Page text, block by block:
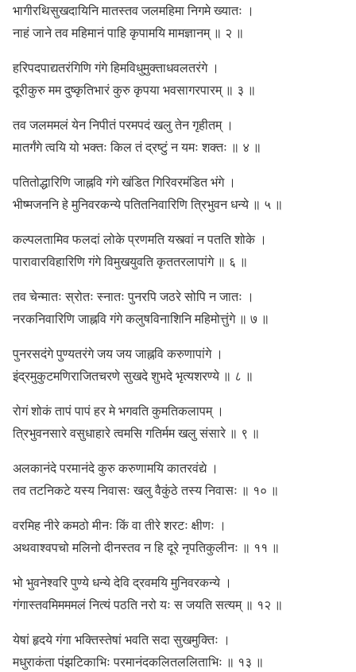
भागीरथिसुखदायिनि मातस्तव जलमहिमा निगमे ख्यातः ।
नाहं जाने तव महिमानं पाहि कृपामयि मामज्ञानम् ॥ २ ॥
हरिपदपाद्यतरंगिणि गंगे हिमविधुमुक्ताधवलतरंगे ।
दूरीकुरु मम दुष्कृतिभारं कुरु कृपया भवसागरपारम् ॥ ३ ॥
तव जलममलं येन निपीतं परमपदं खलु तेन गृहीतम् ।
मातर्गंगे त्वयि यो भक्तः किल तं द्रष्टुं न यमः शक्तः ॥ ४ ॥
पतितोद्धारिणि जाह्नवि गंगे खंडित गिरिवरमंडित भंगे ।
भीष्मजननि हे मुनिवरकन्ये पतितनिवारिणि त्रिभुवन धन्ये ॥ ५ ॥
कल्पलतामिव फलदां लोके प्रणमति यस्त्वां न पतति शोके ।
पारावारविहारिणि गंगे विमुखयुवति कृततरलापांगे ॥ ६ ॥
तव चेन्मातः स्रोतः स्नातः पुनरपि जठरे सोपि न जातः ।
नरकनिवारिणि जाह्नवि गंगे कलुषविनाशिनि महिमोत्तुंगे ॥ ७ ॥
पुनरसदंगे पुण्यतरंगे जय जय जाह्नवि करुणापांगे ।
इंद्रमुकुटमणिराजितचरणे सुखदे शुभदे भृत्यशरण्ये ॥ ८ ॥
रोगं शोकं तापं पापं हर मे भगवति कुमतिकलापम् ।
त्रिभुवनसारे वसुधाहारे त्वमसि गतिर्मम खलु संसारे ॥ ९ ॥
अलकानंदे परमानंदे कुरु करुणामयि कातरवंद्ये ।
तव तटनिकटे यस्य निवासः खलु वैकुंठे तस्य निवासः ॥ १० ॥
वरमिह नीरे कमठो मीनः किं वा तीरे शरटः क्षीणः ।
अथवाश्वपचो मलिनो दीनस्तव न हि दूरे नृपतिकुलीनः ॥ ११ ॥
भो भुवनेश्वरि पुण्ये धन्ये देवि द्रवमयि मुनिवरकन्ये ।
गंगास्तवमिमममलं नित्यं पठति नरो यः स जयति सत्यम् ॥ १२ ॥
येषां हृदये गंगा भक्तिस्तेषां भवति सदा सुखमुक्तिः ।
मधुराकंता पंझटिकाभिः परमानंदकलितललिताभिः ॥ १३ ॥